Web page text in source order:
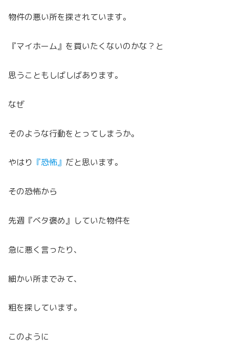
物件の悪い所を探されています。
『マイホーム』を買いたくないのかな？と
思うこともしばしばあります。
なぜ
そのような行動をとってしまうか。
やはり 『恐怖』 だと思います。
その恐怖から
先週『ベタ褒め』していた物件を
急に悪く言ったり、
細かい所までみて、
粗を探しています。
このように